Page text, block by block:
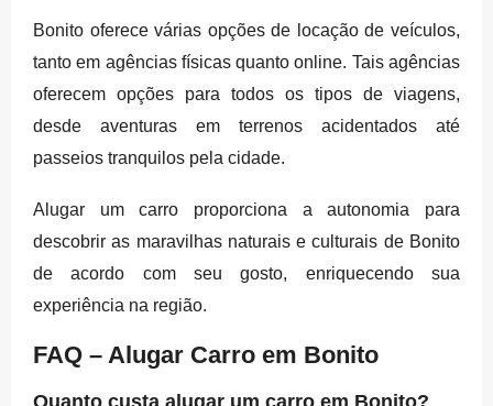
Bonito oferece várias opções de locação de veículos,
tanto em agências físicas quanto online. Tais agências
oferecem opções para todos os tipos de viagens,
desde aventuras em terrenos acidentados até
passeios tranquilos pela cidade.
Alugar um carro proporciona a autonomia para
descobrir as maravilhas naturais e culturais de Bonito
de acordo com seu gosto, enriquecendo sua
experiência na região.
FAQ – Alugar Carro em Bonito
Quanto custa alugar um carro em Bonito?